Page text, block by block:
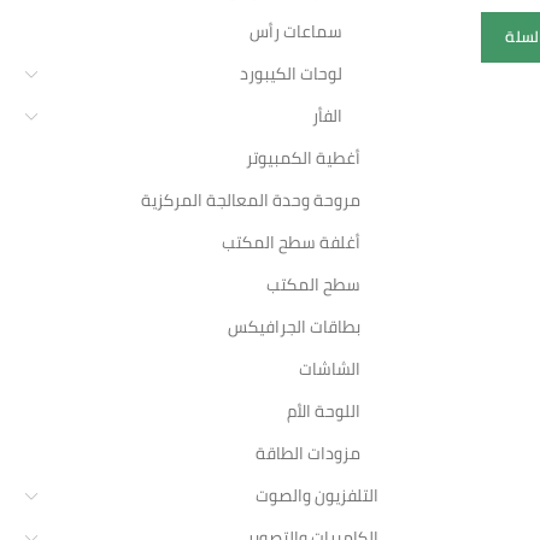
سماعات رأس
لوحات الكيبورد
الفأر
أغطية الكمبيوتر
مروحة وحدة المعالجة المركزية
أغلفة سطح المكتب
سطح المكتب
بطاقات الجرافيكس
الشاشات
اللوحة الأم
مزودات الطاقة
التلفزيون والصوت